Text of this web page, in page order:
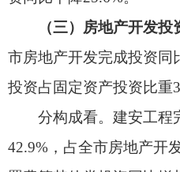
个百分点。11月，限额以上社
亿元，同比增长48.1%，增速
分点。
按消费类型分：1-11月，
品零售9.12亿元，同比下降
饮收入4198万元，同比增长